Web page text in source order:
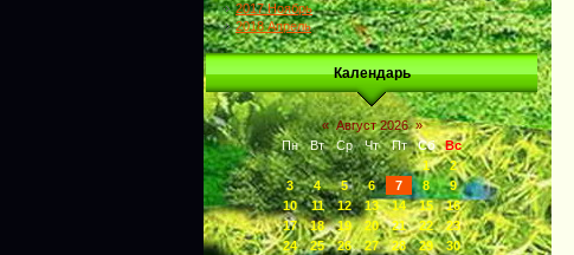
2017 Ноябрь
2018 Апрель
Календарь
« Август 2026 »
Пн
Вт Ср Чт Пт Сб
Вс
1
2
3
4 5 6 7 8
9
10
11 12 13 14 15
16
17
18 19 20 21 22
23
24
25 26 27 28 29
30